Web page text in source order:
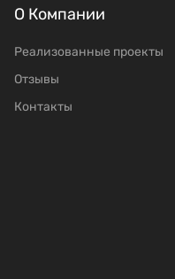
О Компании
Реализованные проекты
Отзывы
Контакты